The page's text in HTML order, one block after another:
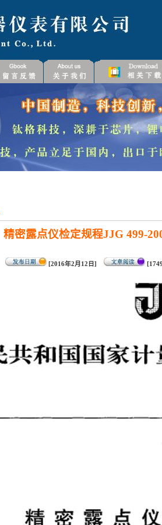
精密露点仪检定规程JJG 499-
[2016年2月12日]